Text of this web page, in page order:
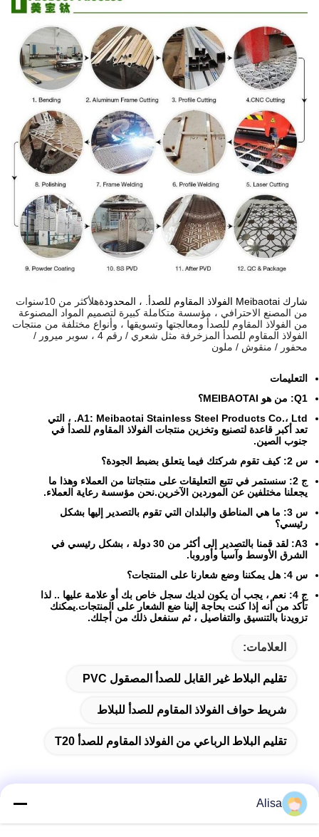
شارك Meibaotai الفولاذ المقاوم للصدأ. ، المحدودة هلأكثر من 10
سنوات
من المصنع الاحترافي ، مؤسسة متكاملة كبيرة لتصميم المواد المصنوعة
من الفولاذ المقاوم للصدأ ومعالجتها وتسويقها ، وأنواع مختلفة من منتجات
الفولاذ المقاوم للصدأ المزخرفة مثل شعري / رقم 4 ، سوبر ميرور /
محفور / منقوش / ملون
التعليمات
Q1: من هو MEIBAOTAI؟
A1: Meibaotai Stainless Steel Products Co.، Ltd. ، التي
تعد أكبر قاعدة لتصنيع وتخزين منتجات الفولاذ المقاوم للصدأ في
جنوب الصين.
س 2: كيف تقوم شركتك فيما يتعلق بضبط الجودة؟
ج 2: سنستمر في تتبع التعليقات على منتجاتنا من العملاء وهذا ما
يجعلنا مختلفين عن الموردين الآخرين.نحن مؤسسة رعاية العملاء.
س 3: ما هي المناطق والبلدان التي تقوم بالتصدير إليها بشكل
رئيسي؟
A3: لقد قمنا بالتصدير إلى أكثر من 30 دولة ، بشكل رئيسي في
الشرق الأوسط وآسيا وأوروبا.
س 4: هل يمكننا وضع شعارنا على المنتجات؟
ج 4: نعم ، يجب أن يكون لديك سجل خاص بك أو علامة عليها .. لذا
تأكد من أنه إذا كنت بحاجة إلينا ضع الشعار على المنتجات.يمكنك
تزويدنا بالتنسيق والتفاصيل ، ثم سنفعل ذلك من أجلك.
العلامات:
تقليم البلاط غير القابل للصدأ المصقول PVC
شريط حواف الفولاذ المقاوم للصدأ للبلاط
تقليم البلاط الرباعي من الفولاذ المقاوم للصدأ T20
Alisa